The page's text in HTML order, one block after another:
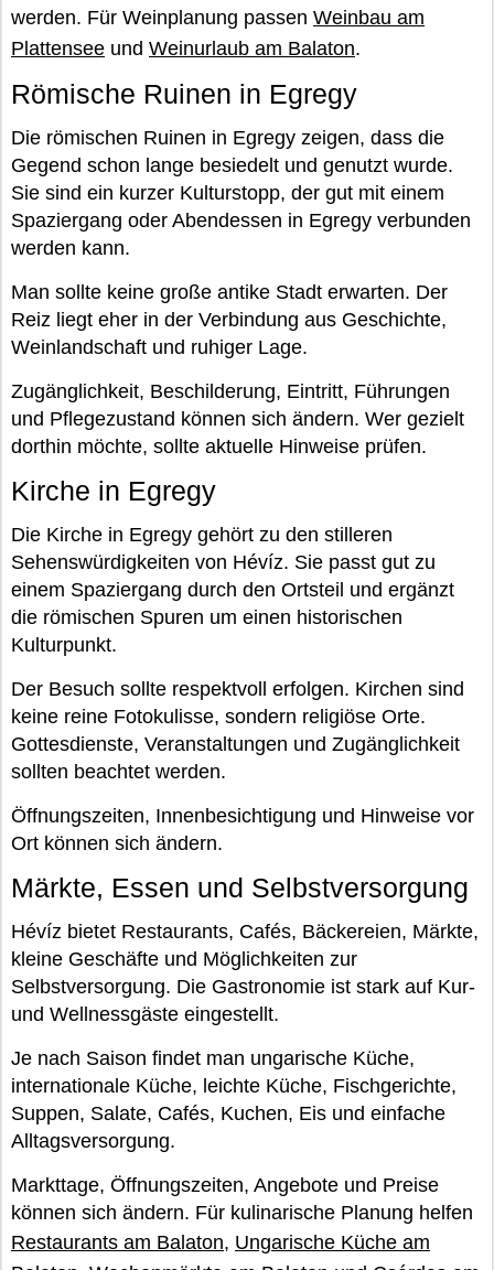
werden. Für Weinplanung passen Weinbau am
Plattensee und Weinurlaub am Balaton.
Römische Ruinen in Egregy
Die römischen Ruinen in Egregy zeigen, dass die
Gegend schon lange besiedelt und genutzt wurde.
Sie sind ein kurzer Kulturstopp, der gut mit einem
Spaziergang oder Abendessen in Egregy verbunden
werden kann.
Man sollte keine große antike Stadt erwarten. Der
Reiz liegt eher in der Verbindung aus Geschichte,
Weinlandschaft und ruhiger Lage.
Zugänglichkeit, Beschilderung, Eintritt, Führungen
und Pflegezustand können sich ändern. Wer gezielt
dorthin möchte, sollte aktuelle Hinweise prüfen.
Kirche in Egregy
Die Kirche in Egregy gehört zu den stilleren
Sehenswürdigkeiten von Hévíz. Sie passt gut zu
einem Spaziergang durch den Ortsteil und ergänzt
die römischen Spuren um einen historischen
Kulturpunkt.
Der Besuch sollte respektvoll erfolgen. Kirchen sind
keine reine Fotokulisse, sondern religiöse Orte.
Gottesdienste, Veranstaltungen und Zugänglichkeit
sollten beachtet werden.
Öffnungszeiten, Innenbesichtigung und Hinweise vor
Ort können sich ändern.
Märkte, Essen und Selbstversorgung
Hévíz bietet Restaurants, Cafés, Bäckereien, Märkte,
kleine Geschäfte und Möglichkeiten zur
Selbstversorgung. Die Gastronomie ist stark auf Kur-
und Wellnessgäste eingestellt.
Je nach Saison findet man ungarische Küche,
internationale Küche, leichte Küche, Fischgerichte,
Suppen, Salate, Cafés, Kuchen, Eis und einfache
Alltagsversorgung.
Markttage, Öffnungszeiten, Angebote und Preise
können sich ändern. Für kulinarische Planung helfen
Restaurants am Balaton, Ungarische Küche am